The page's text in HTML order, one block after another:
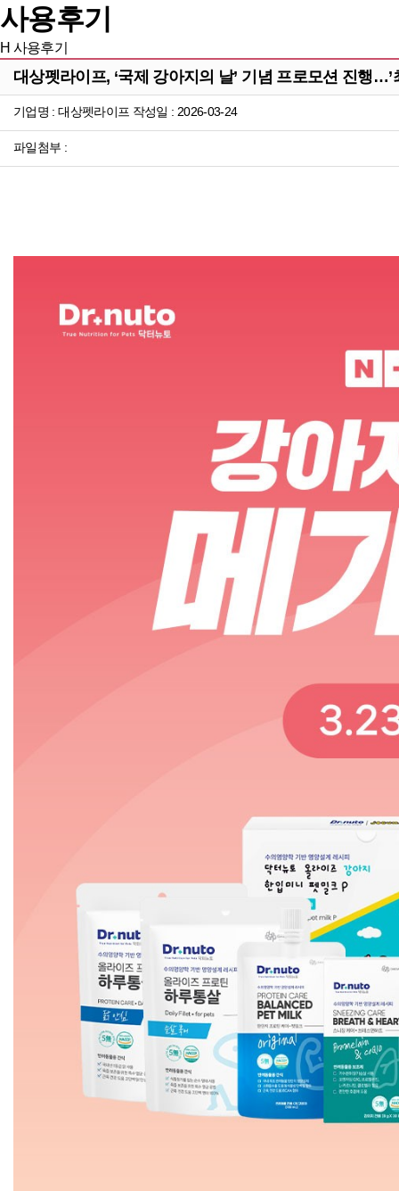
사용후기
H 사용후기
대상펫라이프, ‘국제 강아지의 날’ 기념 프로모션 진행
기업명 : 대상펫라이프 작성일 : 2026-03-24
파일첨부 :